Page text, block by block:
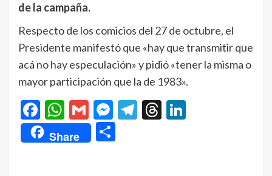
de la campaña.
Respecto de los comicios del 27 de octubre, el
Presidente manifestó que «hay que transmitir que
acá no hay especulación» y pidió «tener la misma o
mayor participación que la de 1983».
Facebook
WhatsApp
GmailMessenger
Telegram
Threads
Share